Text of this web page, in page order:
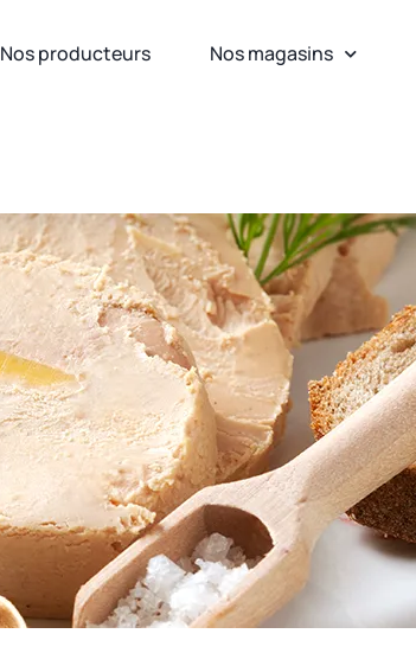
Nos producteurs Nos magasins